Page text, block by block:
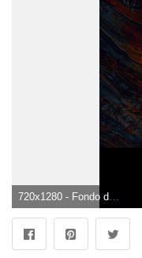
720x1280 - Fondo de pantalla de 720x1280. Fondo de pantalla de cruz.